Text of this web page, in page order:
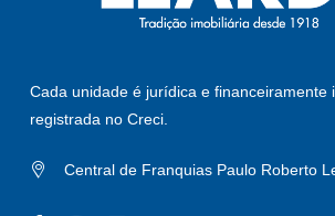
Cada unidade é jurídica e financeiramente
registrada no Creci.
Central de Franquias Paulo Roberto